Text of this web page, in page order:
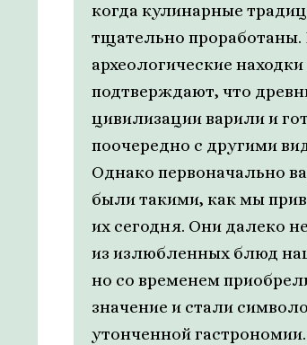
когда кулинарные
тщательно проработаны.
археологические находки
подтверждают, что
цивилизации варили и
поочередно с другими
Однако первоначально
были такими, как мы
их сегодня. Они далеко
из излюбленных блюд
но со временем
значение и стали
утонченной гастрономии.